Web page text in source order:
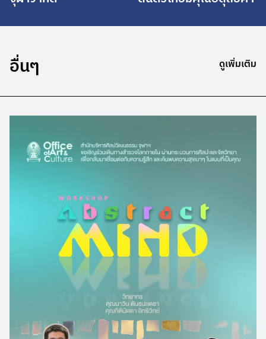
อื่นๆ ดูเพิ่มเติม